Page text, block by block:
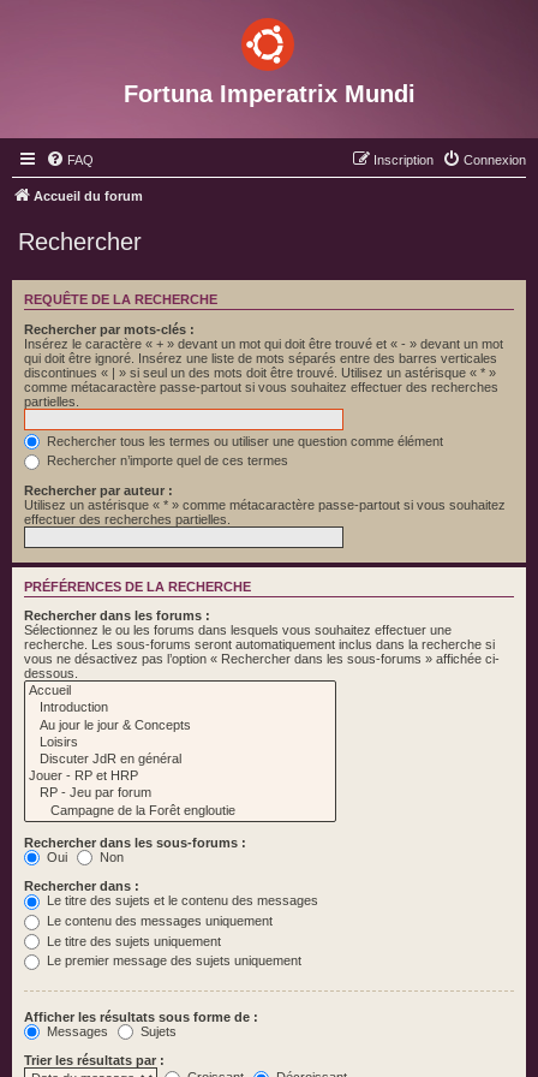
Fortuna Imperatrix Mundi
FAQ Connexion
Inscription
Accueil du forum
Rechercher
REQUÊTE DE LA RECHERCHE
Rechercher par mots-clés :
Insérez le caractère « + » devant un mot qui doit être trouvé et « - » devant un mot
qui doit être ignoré. Insérez une liste de mots séparés entre des barres verticales
discontinues « | » si seul un des mots doit être trouvé. Utilisez un astérisque « * »
comme métacaractère passe-partout si vous souhaitez effectuer des recherches
partielles.
Rechercher tous les termes ou utiliser une question comme élément
Rechercher n’importe quel de ces termes
Rechercher par auteur :
Utilisez un astérisque « * » comme métacaractère passe-partout si vous souhaitez
effectuer des recherches partielles.
PRÉFÉRENCES DE LA RECHERCHE
Rechercher dans les forums :
Sélectionnez le ou les forums dans lesquels vous souhaitez effectuer une
recherche. Les sous-forums seront automatiquement inclus dans la recherche si
vous ne désactivez pas l’option « Rechercher dans les sous-forums » affichée ci-
dessous.
Rechercher dans les sous-forums :
Oui
Non
Rechercher dans :
Le titre des sujets et le contenu des messages
Le contenu des messages uniquement
Le titre des sujets uniquement
Le premier message des sujets uniquement
Afficher les résultats sous forme de :
Messages
Sujets
Trier les résultats par :